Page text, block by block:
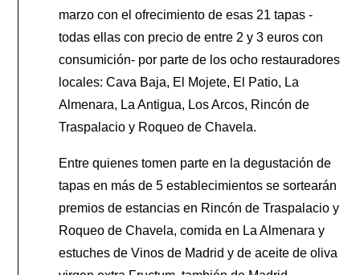
marzo con el ofrecimiento de esas 21 tapas -
todas ellas con precio de entre 2 y 3 euros con
consumición- por parte de los ocho restauradores
locales: Cava Baja, El Mojete, El Patio, La
Almenara, La Antigua, Los Arcos, Rincón de
Traspalacio y Roqueo de Chavela.
Entre quienes tomen parte en la degustación de
tapas en más de 5 establecimientos se sortearán
premios de estancias en Rincón de Traspalacio y
Roqueo de Chavela, comida en La Almenara y
estuches de Vinos de Madrid y de aceite de oliva